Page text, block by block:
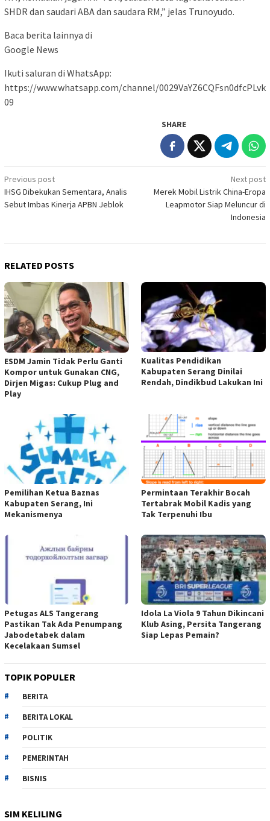
SHDR dan saudari ABA dan saudara RM,” jelas Trunoyudo.
Baca berita lainnya di
Google News
Ikuti saluran di WhatsApp:
https://www.whatsapp.com/channel/0029VaYZ6CQFsn0dfcPLvk
09
SHARE
Post
navigation
Previous post
IHSG Dibekukan Sementara, Analis
Sebut Imbas Kinerja APBN Jeblok
Next post
Merek Mobil Listrik China-Eropa
Leapmotor Siap Meluncur di
Indonesia
RELATED POSTS
ESDM Jamin Tidak Perlu Ganti
Kompor untuk Gunakan CNG,
Dirjen Migas: Cukup Plug and
Play
Kualitas Pendidikan
Kabupaten Serang Dinilai
Rendah, Dindikbud Lakukan Ini
Pemilihan Ketua Baznas
Kabupaten Serang, Ini
Mekanismenya
Permintaan Terakhir Bocah
Tertabrak Mobil Kadis yang
Tak Terpenuhi Ibu
Petugas ALS Tangerang
Pastikan Tak Ada Penumpang
Jabodetabek dalam
Kecelakaan Sumsel
Idola La Viola 9 Tahun Dikincani
Klub Asing, Persita Tangerang
Siap Lepas Pemain?
TOPIK POPULER
BERITA
BERITA LOKAL
POLITIK
PEMERINTAH
BISNIS
SIM KELILING